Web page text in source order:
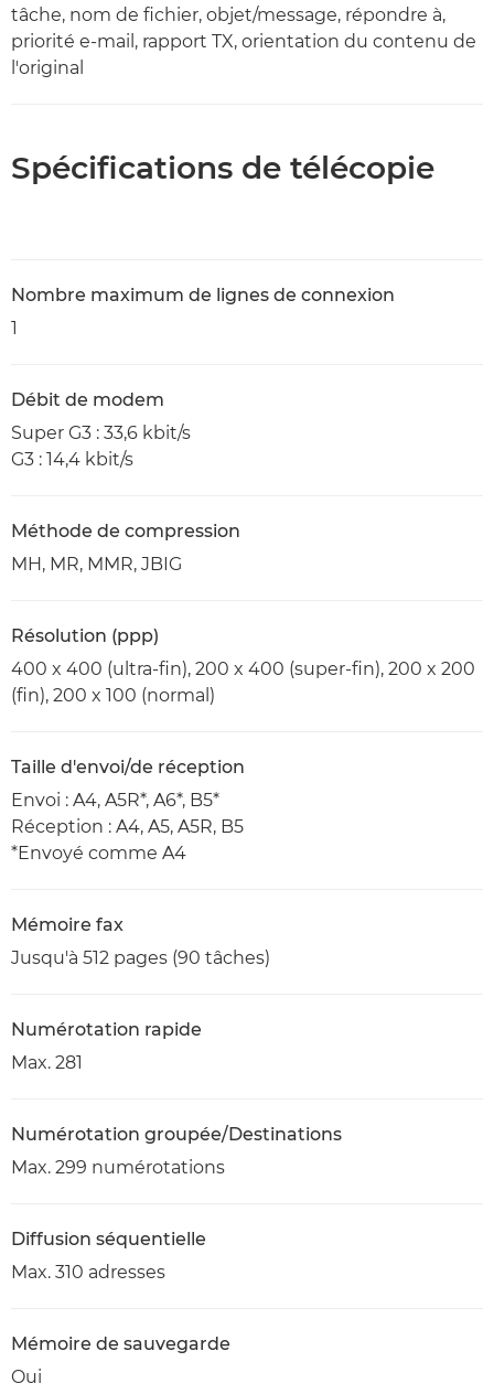
tâche, nom de fichier, objet/message, répondre à,
priorité e-mail, rapport TX, orientation du contenu de
l'original
Spécifications de télécopie
Nombre maximum de lignes de connexion
1
Débit de modem
Super G3 : 33,6 kbit/s
G3 : 14,4 kbit/s
Méthode de compression
MH, MR, MMR, JBIG
Résolution (ppp)
400 x 400 (ultra-fin), 200 x 400 (super-fin), 200 x 200
(fin), 200 x 100 (normal)
Taille d'envoi/de réception
Envoi : A4, A5R*, A6*, B5*
Réception : A4, A5, A5R, B5
*Envoyé comme A4
Mémoire fax
Jusqu'à 512 pages (90 tâches)
Numérotation rapide
Max. 281
Numérotation groupée/Destinations
Max. 299 numérotations
Diffusion séquentielle
Max. 310 adresses
Mémoire de sauvegarde
Oui